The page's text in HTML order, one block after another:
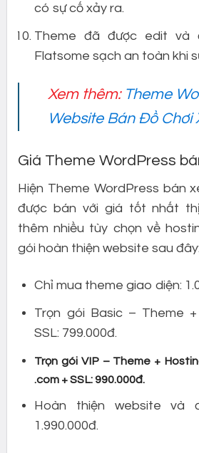
có sự cố xảy ra.
Theme đã được edit và
Flatsome sạch an toàn khi
Xem thêm: Theme
Website Bán Đồ Chơi
Giá Theme WordPress
Hiện Theme WordPress bán
được bán với giá tốt nhất
thêm nhiều tùy chọn về
gói hoàn thiện website sau đây:
Chỉ mua theme giao diện:
Trọn gói Basic – Theme
SSL: 799.000đ.
Trọn gói VIP – Theme +
.com + SSL: 990.000đ.
Hoàn thiện website và
1.990.000đ.